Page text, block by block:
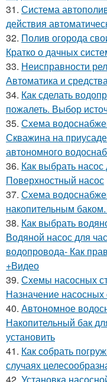
31. Система
действия
32. Полив огорода
Кратко о дачных
33. Неисправности
Автоматика и
34. Как сделать
пожалеть. Выбор
35. Схема
Скважина на
автономного
36. Как выбрать
Поверхностный насос
37. Схема
накопительным
38. Как выбрать
Водяной насос для
водопровода- Как
+Видео
39. Схемы насосных
Назначение насосных
40. Автономное
Накопительный бак
установить
41. Как собрать
случаях
42. Установка